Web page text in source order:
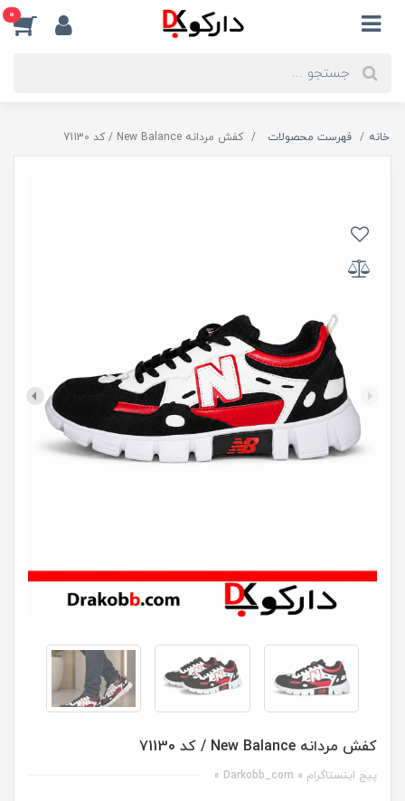
0
خانه فهرست محصولات کفش مردانه New Balance / کد 71130
کفش مردانه New Balance / کد 71130
پیج اینستاگرام « Darkobb_com »